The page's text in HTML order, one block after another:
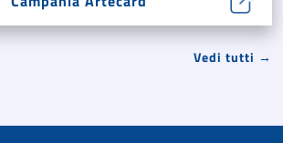
Vedi tutti →